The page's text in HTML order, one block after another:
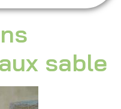
sable